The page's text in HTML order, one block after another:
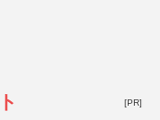
[PR]